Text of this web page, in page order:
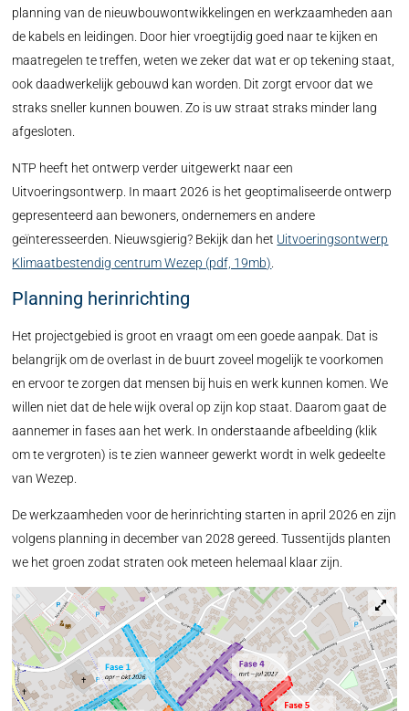
planning van de nieuwbouwontwikkelingen en werkzaamheden aan
de kabels en leidingen. Door hier vroegtijdig goed naar te kijken en
maatregelen te treffen, weten we zeker dat wat er op tekening staat,
ook daadwerkelijk gebouwd kan worden. Dit zorgt ervoor dat we
straks sneller kunnen bouwen. Zo is uw straat straks minder lang
afgesloten.
NTP heeft het ontwerp verder uitgewerkt naar een
Uitvoeringsontwerp. In maart 2026 is het geoptimaliseerde ontwerp
gepresenteerd aan bewoners, ondernemers en andere
geïnteresseerden. Nieuwsgierig? Bekijk dan het Uitvoeringsontwerp
Klimaatbestendig centrum Wezep (pdf, 19mb)
Planning herinrichting
Het projectgebied is groot en vraagt om een goede aanpak. Dat is
belangrijk om de overlast in de buurt zoveel mogelijk te voorkomen
en ervoor te zorgen dat mensen bij huis en werk kunnen komen. We
willen niet dat de hele wijk overal op zijn kop staat. Daarom gaat de
aannemer in fases aan het werk. In onderstaande afbeelding (klik
om te vergroten) is te zien wanneer gewerkt wordt in welk gedeelte
van Wezep.
De werkzaamheden voor de herinrichting starten in april 2026 en zijn
volgens planning in december van 2028 gereed. Tussentijds planten
we het groen zodat straten ook meteen helemaal klaar zijn.